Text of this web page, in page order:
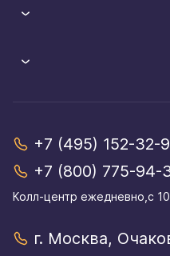
+7 (495) 152-32-
+7 (800) 775-94-
Колл-центр eжедневно,с
г. Москва,